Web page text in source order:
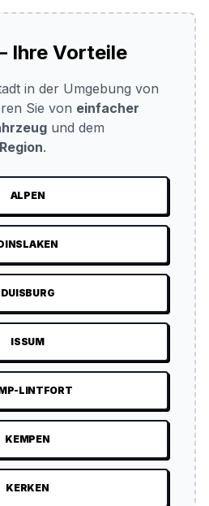
Ihre Vorteile
in der Umgebung von
Sie von einfacher
und dem
.
ALPEN
DUISBURG
ISSUM
LINTFORT
KEMPEN
KERKEN